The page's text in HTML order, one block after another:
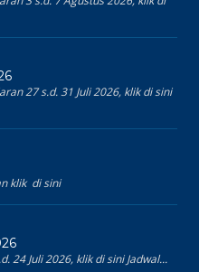
27 s.d. 31 Juli 2026, klik di sini
klik di sini
24 Juli 2026, klik di sini Jadwal...